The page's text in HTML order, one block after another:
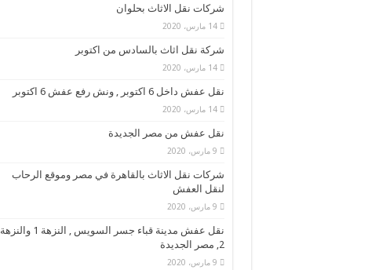
شركات نقل الاثاث بحلوان
14 مارس، 2020
شركة نقل اثاث بالسادس من اكتوبر
14 مارس، 2020
نقل عفش داخل 6 اكتوبر , ونش رفع عفش 6 اكتوبر
14 مارس، 2020
نقل عفش من مصر الجديدة
9 مارس، 2020
شركات نقل الاثاث بالقاهرة في مصر وموقع الرحاب
لنقل العفش
9 مارس، 2020
نقل عفش مدينة قباء جسر السويس , النزهة 1 والنزهة
2, مصر الجديدة
9 مارس، 2020